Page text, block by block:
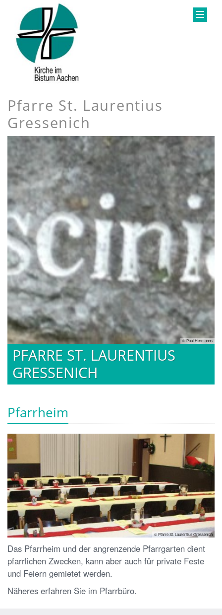
Pfarre St. Laurentius
Gressenich
© Paul Hermanns
PFARRE ST. LAURENTIUS
GRESSENICH
Pfarrheim
© Pfarre St. Laurentius Gressenich
Das Pfarrheim und der angrenzende Pfarrgarten dient
pfarrlichen Zwecken, kann aber auch für private Feste
und Feiern gemietet werden.
Näheres erfahren Sie im Pfarrbüro.